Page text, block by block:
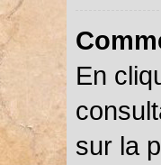
En
sur la